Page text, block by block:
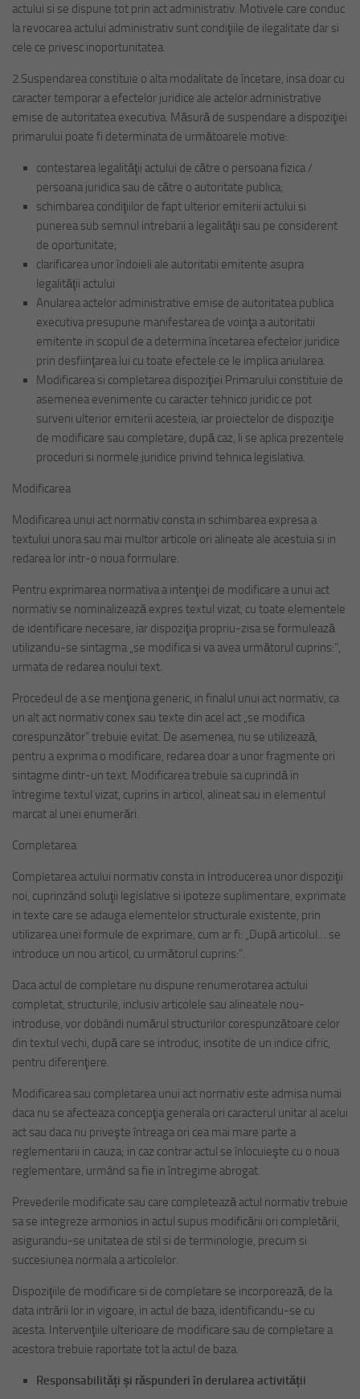
actului si se dispune tot prin act administrativ. Motivele care conduc
la revocarea actului administrativ sunt condiţiile de ilegalitate dar si
cele ce privesc inoportunitatea.
2.Suspendarea constituie o alta modalitate de încetare, insa doar cu
caracter temporar a efectelor juridice ale actelor administrative
emise de autoritatea executiva. Măsură de suspendare a dispoziţiei
primarului poate fi determinata de următoarele motive:
contestarea legalităţii actului de către o persoana fizica /
persoana juridica sau de către o autoritate publica;
schimbarea condiţiilor de fapt ulterior emiterii actului si
punerea sub semnul intrebarii a legalităţii sau pe considerent
de oportunitate;
clarificarea unor îndoieli ale autoritatii emitente asupra
legalităţii actului
Anularea actelor administrative emise de autoritatea publica
executiva presupune manifestarea de voinţa a autoritatii
emitente in scopul de a determina încetarea efectelor juridice
prin desfiinţarea lui cu toate efectele ce le implica anularea.
Modificarea si completarea dispoziţiei Primarului constituie de
asemenea evenimente cu caracter tehnico juridic ce pot
surveni ulterior emiterii acesteia, iar proiectelor de dispoziţie
de modificare sau completare, după caz, li se aplica prezentele
proceduri si normele juridice privind tehnica legislativa.
Modificarea
Modificarea unui act normativ consta in schimbarea expresa a
textului unora sau mai multor articole ori alineate ale acestuia si in
redarea lor intr-o noua formulare.
Pentru exprimarea normativa a intenţiei de modificare a unui act
normativ se nominalizează expres textul vizat, cu toate elementele
de identificare necesare, iar dispoziţia propriu-zisa se formulează
utilizandu-se sintagma „se modifica si va avea următorul cuprins:”,
urmata de redarea noului text.
Procedeul de a se menţiona generic, in finalul unui act normativ, ca
un alt act normativ conex sau texte din acel act „se modifica
corespunzător” trebuie evitat. De asemenea, nu se utilizează,
pentru a exprima o modificare, redarea doar a unor fragmente ori
sintagme dintr-un text. Modificarea trebuie sa cuprindă in
întregime textul vizat, cuprins in articol, alineat sau in elementul
marcat al unei enumerări.
Completarea
Completarea actului normativ consta in Introducerea unor dispoziţii
noi, cuprinzând soluţii legislative si ipoteze suplimentare, exprimate
in texte care se adauga elementelor structurale existente, prin
utilizarea unei formule de exprimare, cum ar fi: „După articolul… se
introduce un nou articol, cu următorul cuprins:”.
Daca actul de completare nu dispune renumerotarea actului
completat, structurile, inclusiv articolele sau alineatele nou-
introduse, vor dobândi numărul structurilor corespunzătoare celor
din textul vechi, după care se introduc, insotite de un indice cifric,
pentru diferenţiere.
Modificarea sau completarea unui act normativ este admisa numai
daca nu se afecteaza concepţia generala ori caracterul unitar al acelui
act sau daca nu priveşte întreaga ori cea mai mare parte a
reglementarii in cauza; in caz contrar actul se înlocuieşte cu o noua
reglementare, urmând sa fie in întregime abrogat.
Prevederile modificate sau care completează actul normativ trebuie
sa se integreze armonios in actul supus modificării ori completării,
asigurandu-se unitatea de stil si de terminologie, precum si
succesiunea normala a articolelor.
Dispoziţiile de modificare si de completare se incorporează, de la
data intrării lor in vigoare, in actul de baza, identificandu-se cu
acesta. Intervenţiile ulterioare de modificare sau de completare a
acestora trebuie raportate tot la actul de baza.
Responsabilități și răspunderi în derularea activității